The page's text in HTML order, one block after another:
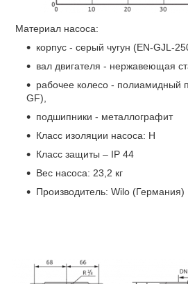
Материал насоса:
корпус - серый чугун (EN-GJL-
вал двигателя - нержавеющая
рабочее колесо - полиамидный
GF),
подшипники - металлографит
Класс изоляции насоса: Н
Класс защиты – IP 44
Вес насоса: 23,2 кг
Производитель: Wilo (Германия)